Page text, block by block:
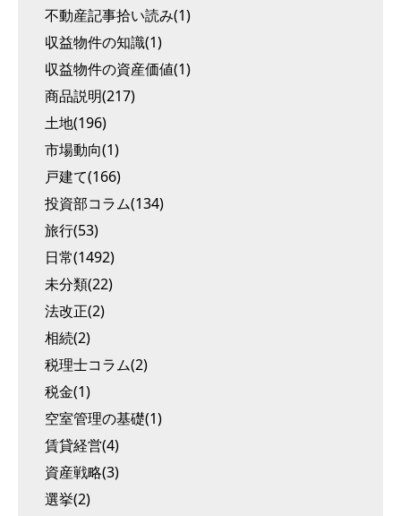
不動産記事拾い読み(1)
収益物件の知識(1)
収益物件の資産価値(1)
商品説明(217)
土地(196)
市場動向(1)
戸建て(166)
投資部コラム(134)
旅行(53)
日常(1492)
未分類(22)
法改正(2)
相続(2)
税理士コラム(2)
税金(1)
空室管理の基礎(1)
賃貸経営(4)
資産戦略(3)
選挙(2)